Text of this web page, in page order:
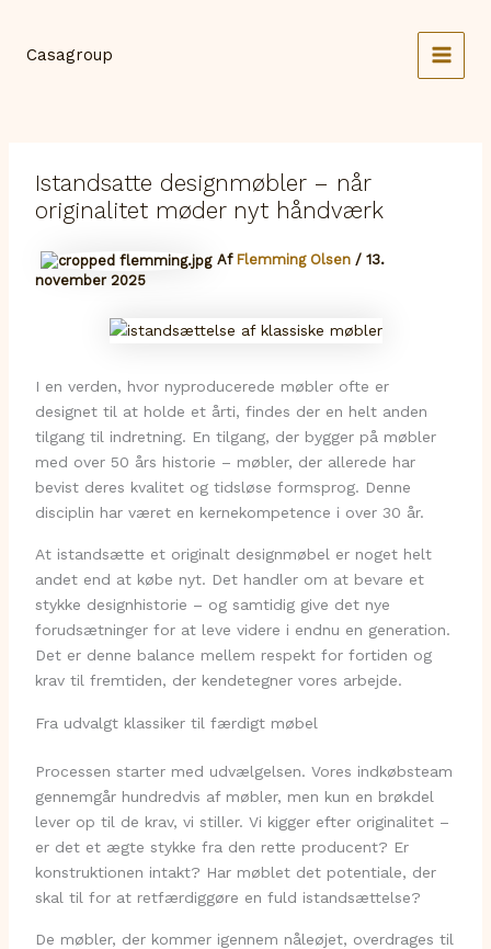
indholdet
Casagroup
MAIN
Istandsatte designmøbler – når
originalitet møder nyt håndværk
Af Flemming Olsen / 13.
november 2025
I en verden, hvor nyproducerede møbler ofte er
designet til at holde et årti, findes der en helt anden
tilgang til indretning. En tilgang, der bygger på møbler
med over 50 års historie – møbler, der allerede har
bevist deres kvalitet og tidsløse formsprog. Denne
disciplin har været en kernekompetence i over 30 år.
At istandsætte et originalt designmøbel er noget helt
andet end at købe nyt. Det handler om at bevare et
stykke designhistorie – og samtidig give det nye
forudsætninger for at leve videre i endnu en generation.
Det er denne balance mellem respekt for fortiden og
krav til fremtiden, der kendetegner vores arbejde.
Fra udvalgt klassiker til færdigt møbel
Processen starter med udvælgelsen. Vores indkøbsteam
gennemgår hundredvis af møbler, men kun en brøkdel
lever op til de krav, vi stiller. Vi kigger efter originalitet –
er det et ægte stykke fra den rette producent? Er
konstruktionen intakt? Har møblet det potentiale, der
skal til for at retfærdiggøre en fuld istandsættelse?
De møbler, der kommer igennem nåleøjet, overdrages til